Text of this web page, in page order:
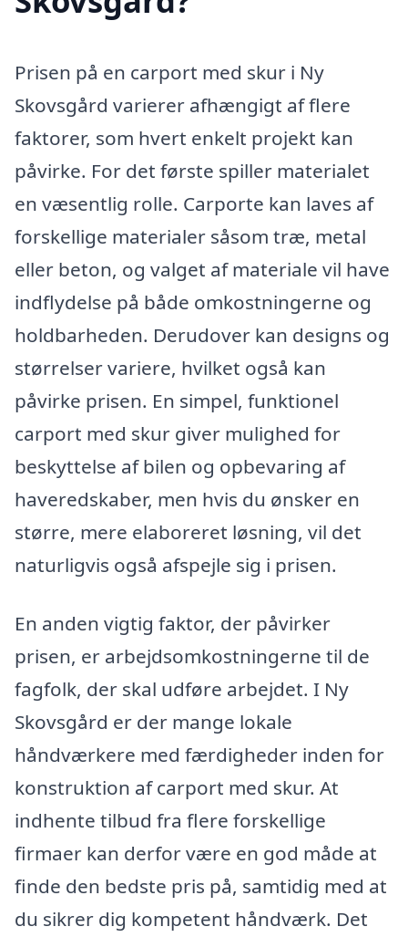
Prisen på en carport med skur i Ny
Skovsgård varierer afhængigt af flere
faktorer, som hvert enkelt projekt kan
påvirke. For det første spiller materialet
en væsentlig rolle. Carporte kan laves af
forskellige materialer såsom træ, metal
eller beton, og valget af materiale vil have
indflydelse på både omkostningerne og
holdbarheden. Derudover kan designs og
størrelser variere, hvilket også kan
påvirke prisen. En simpel, funktionel
carport med skur giver mulighed for
beskyttelse af bilen og opbevaring af
haveredskaber, men hvis du ønsker en
større, mere elaboreret løsning, vil det
naturligvis også afspejle sig i prisen.
En anden vigtig faktor, der påvirker
prisen, er arbejdsomkostningerne til de
fagfolk, der skal udføre arbejdet. I Ny
Skovsgård er der mange lokale
håndværkere med færdigheder inden for
konstruktion af carport med skur. At
indhente tilbud fra flere forskellige
firmaer kan derfor være en god måde at
finde den bedste pris på, samtidig med at
du sikrer dig kompetent håndværk. Det